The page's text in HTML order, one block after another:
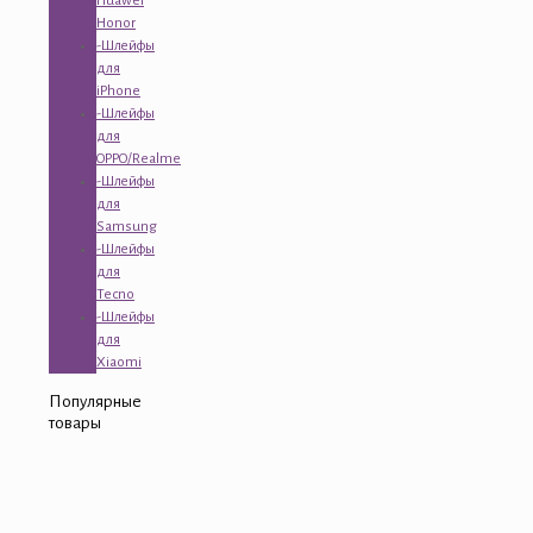
Honor
-Шлейфы
для
iPhone
-Шлейфы
для
OPPO/Realme
-Шлейфы
для
Samsung
-Шлейфы
для
Tecno
-Шлейфы
для
Xiaomi
Популярные
товары